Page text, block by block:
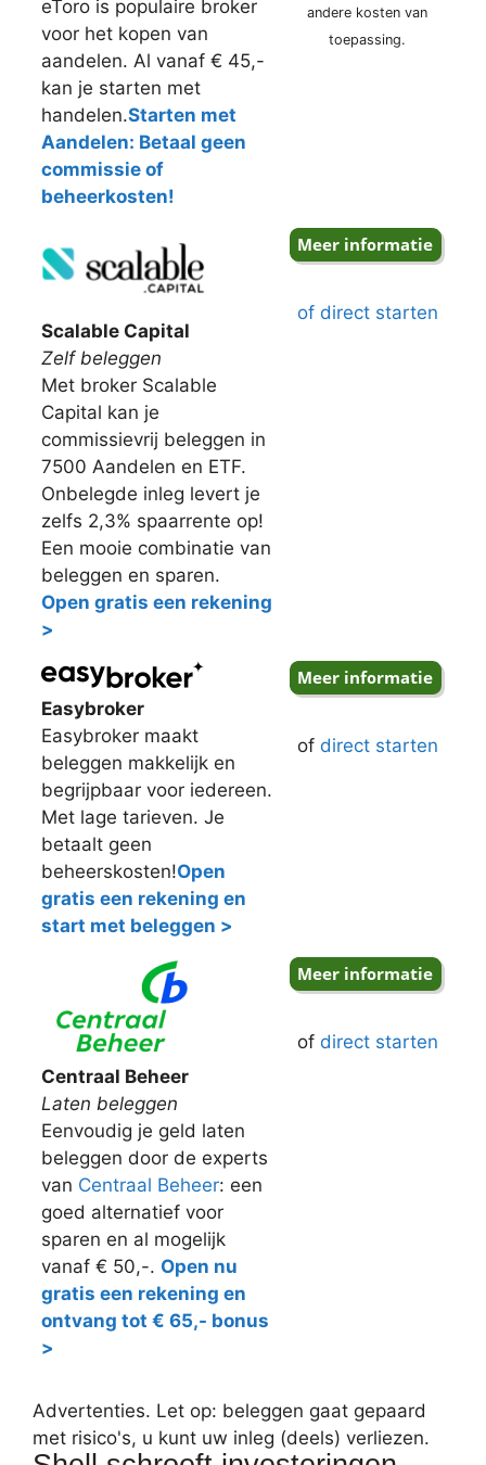
eToro is populaire broker
voor het kopen van
aandelen. Al vanaf € 45,-
kan je starten met
handelen.Starten met
Aandelen: Betaal geen
commissie of
beheerkosten!
andere kosten van
toepassing.
Scalable Capital
Zelf beleggen
Met broker Scalable
Capital kan je
commissievrij beleggen in
7500 Aandelen en ETF.
Onbelegde inleg levert je
zelfs 2,3% spaarrente op!
Een mooie combinatie van
beleggen en sparen.
Open gratis een rekening
>
of direct starten
Easybroker
Easybroker maakt
beleggen makkelijk en
begrijpbaar voor iedereen.
Met lage tarieven. Je
betaalt geen
beheerskosten!Open
gratis een rekening en
start met beleggen >
of direct starten
Centraal Beheer
Laten beleggen
Eenvoudig je geld laten
beleggen door de experts
van Centraal Beheer: een
goed alternatief voor
sparen en al mogelijk
vanaf € 50,-. Open nu
gratis een rekening en
ontvang tot € 65,- bonus
>
of direct starten
Advertenties. Let op: beleggen gaat gepaard
met risico's, u kunt uw inleg (deels) verliezen.